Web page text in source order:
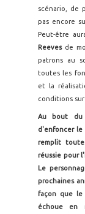
scénario, de
pas encore
Peut-être
Reevesde
patrons au
toutes les
et la
conditions
Au bout du
d'enfoncer le
remplit
réussie pour
Le
prochaines
façon que le
échoue en